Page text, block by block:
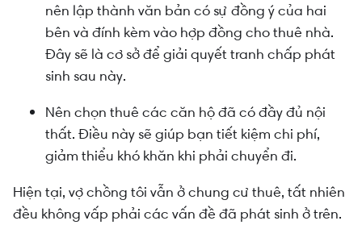
nên lập thành văn bản có sự đồng ý của hai
bên và đính kèm vào hợp đồng cho thuê nhà.
Đây sẽ là cơ sở để giải quyết tranh chấp phát
sinh sau này.
Nên chọn thuê các căn hộ đã có đầy đủ nội
thất. Điều này sẽ giúp bạn tiết kiệm chi phí,
giảm thiểu khó khăn khi phải chuyển đi.
Hiện tại, vợ chồng tôi vẫn ở chung cư thuê, tất nhiên
đều không vấp phải các vấn đề đã phát sinh ở trên.